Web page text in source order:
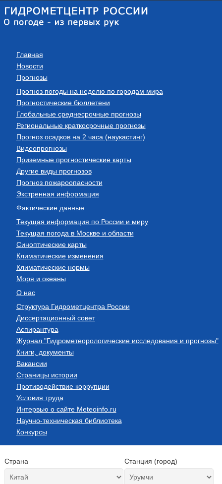
Главная
Новости
Прогнозы
Прогноз погоды на неделю по городам мира
Прогностические бюллетени
Глобальные среднесрочные прогнозы
Региональные краткосрочные прогнозы
Прогноз осадков на 2 часа (наукастинг)
Видеопрогнозы
Приземные прогностические карты
Другие виды прогнозов
Прогноз пожароопасности
Экстренная информация
Фактические данные
Текущая информация по России и миру
Текущая погода в Москве и области
Синоптические карты
Климатические изменения
Климатические нормы
Моря и океаны
О нас
Структура Гидрометцентра России
Диссертационный совет
Аспирантура
Журнал "Гидрометеорологические исследования и прогнозы"
Книги, документы
Вакансии
Страницы истории
Противодействие коррупции
Условия труда
Интервью о сайте Meteoinfo.ru
Научно-техническая библиотека
Конкурсы
Страна Станция (город)